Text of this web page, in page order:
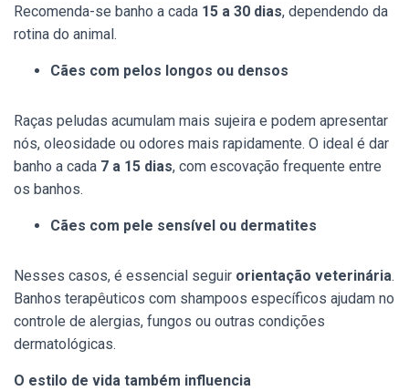
Recomenda-se banho a cada 15 a 30 dias, dependendo da
rotina do animal.
Cães com pelos longos ou densos
Raças peludas acumulam mais sujeira e podem apresentar
nós, oleosidade ou odores mais rapidamente. O ideal é dar
banho a cada 7 a 15 dias, com escovação frequente entre
os banhos.
Cães com pele sensível ou dermatites
Nesses casos, é essencial seguir orientação veterinária.
Banhos terapêuticos com shampoos específicos ajudam no
controle de alergias, fungos ou outras condições
dermatológicas.
O estilo de vida também influencia